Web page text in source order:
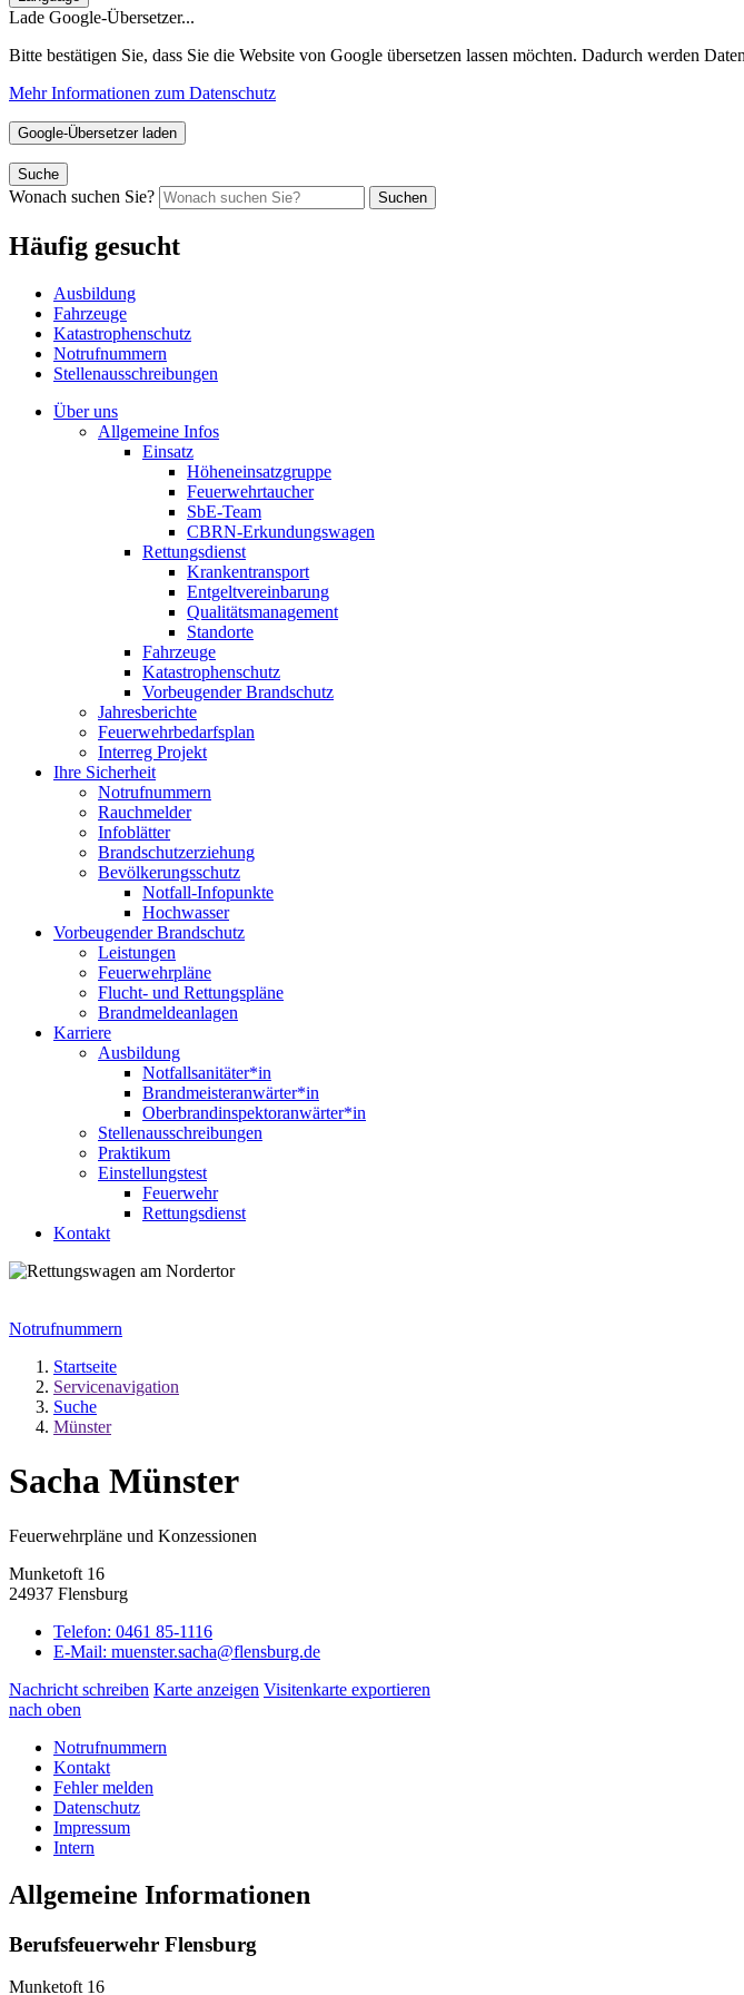
Lade Google-Übersetzer...
Bitte bestätigen Sie, dass Sie die Website von Google übersetzen lassen möchten. Dadurch werden
Mehr Informationen zum Datenschutz
Google-Übersetzer laden
Suche
Wonach suchen Sie? Suchen
Häufig gesucht
Ausbildung
Fahrzeuge
Katastrophenschutz
Notrufnummern
Stellenausschreibungen
Über uns
Allgemeine Infos
Einsatz
Höheneinsatzgruppe
Feuerwehrtaucher
SbE-Team
CBRN-Erkundungswagen
Rettungsdienst
Krankentransport
Entgeltvereinbarung
Qualitätsmanagement
Standorte
Fahrzeuge
Katastrophenschutz
Vorbeugender Brandschutz
Jahresberichte
Feuerwehrbedarfsplan
Interreg Projekt
Ihre Sicherheit
Notrufnummern
Rauchmelder
Infoblätter
Brandschutzerziehung
Bevölkerungsschutz
Notfall-Infopunkte
Hochwasser
Vorbeugender Brandschutz
Leistungen
Feuerwehrpläne
Flucht- und Rettungspläne
Brandmeldeanlagen
Karriere
Ausbildung
Notfallsanitäter*in
Brandmeisteranwärter*in
Oberbrandinspektoranwärter*in
Stellenausschreibungen
Praktikum
Einstellungstest
Feuerwehr
Rettungsdienst
Kontakt
Notrufnummern
Startseite
Servicenavigation
Suche
Münster
Sacha Münster
Feuerwehrpläne und Konzessionen
Munketoft 16
24937 Flensburg
Telefon: 0461 85-1116
E-Mail: muenster.sacha@flensburg.de
Nachricht schreiben Karte anzeigen Visitenkarte exportieren
nach oben
Notrufnummern
Kontakt
Fehler melden
Datenschutz
Impressum
Intern
Allgemeine Informationen
Berufsfeuerwehr Flensburg
Munketoft 16